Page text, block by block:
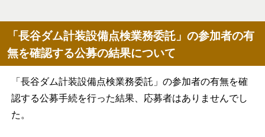
「長谷ダム計装設備点検業務委託」の参加者の有
無を確認する公募の結果について
「長谷ダム計装設備点検業務委託」の参加者の有無を確
認する公募手続を行った結果、応募者はありませんでし
た。